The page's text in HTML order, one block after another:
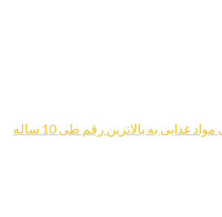
افزایش قیمت جهانی مواد غذایی به بالاترین رقم طی 10 ساله